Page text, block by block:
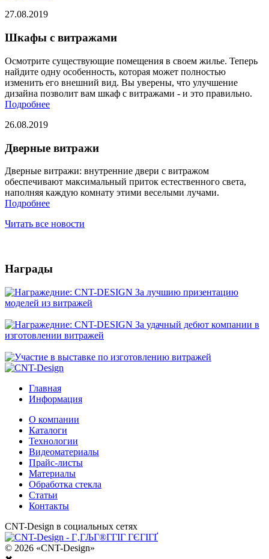
27.08.2019
Шкафы с витражами
Осмотрите существующие помещения в своем жилье. Теперь
найдите одну особенность, которая может полностью
изменить его внешний вид. Вы уверены, что улучшение
дизайна позволит вам шкаф с витражами - и это правильно.
Подробнее
26.08.2019
Дверные витражи
Дверные витражи: внутренние двери с витражом
обеспечивают максимальный приток естественного света,
наполняя каждую комнату этими веселыми лучами.
Подробнее
Читать все новости
Награды
Главная
Информация
О компании
Каталоги
Технологии
Видеоматериалы
Прайс-листы
Материалы
Обработка стекла
Статьи
Контакты
CNT-Design в социальных сетях
© 2026 «CNT-Design»